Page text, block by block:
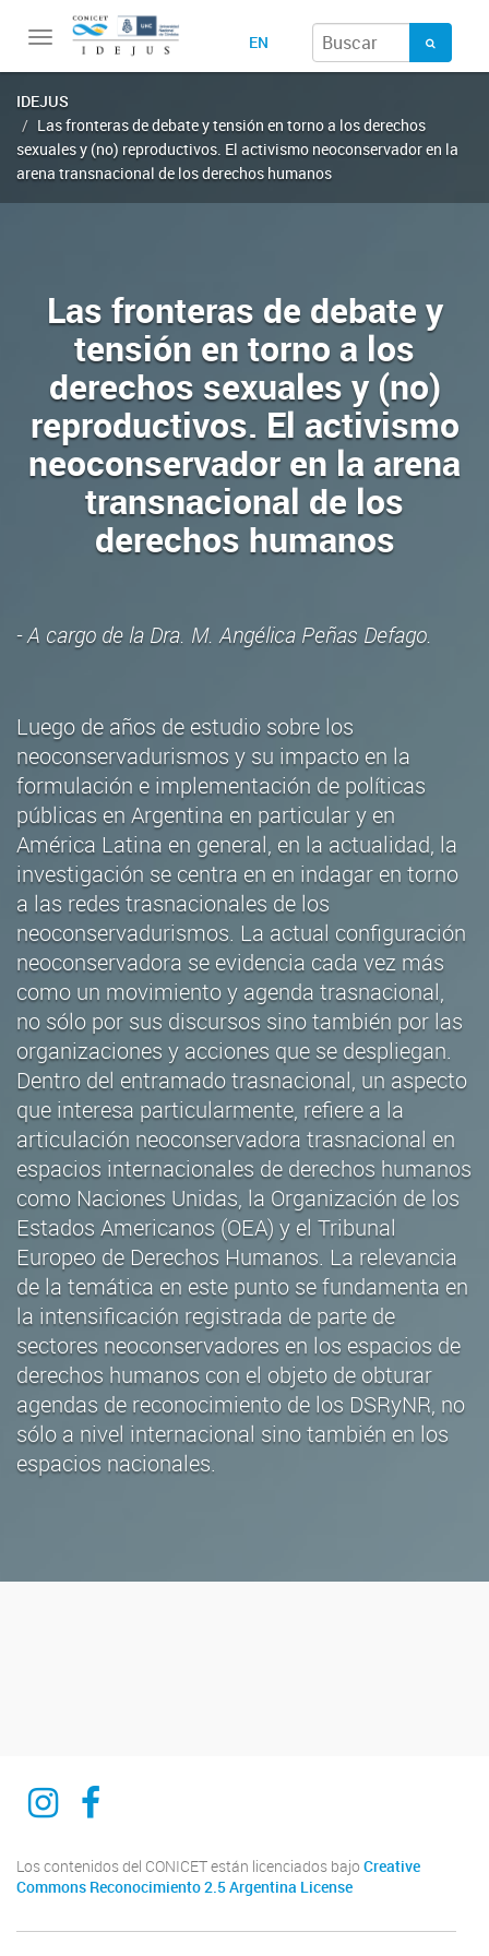
Toggle
EN
IDEJUS
Las fronteras de debate y tensión en torno a los derechos
sexuales y (no) reproductivos. El activismo neoconservador en la
arena transnacional de los derechos humanos
Las fronteras de debate y
tensión en torno a los
derechos sexuales y (no)
reproductivos. El activismo
neoconservador en la arena
transnacional de los
derechos humanos
- A cargo de la Dra. M. Angélica Peñas Defago.
Luego de años de estudio sobre los
neoconservadurismos y su impacto en la
formulación e implementación de políticas
públicas en Argentina en particular y en
América Latina en general, en la actualidad, la
investigación se centra en en indagar en torno
a las redes trasnacionales de los
neoconservadurismos. La actual configuración
neoconservadora se evidencia cada vez más
como un movimiento y agenda trasnacional,
no sólo por sus discursos sino también por las
organizaciones y acciones que se despliegan.
Dentro del entramado trasnacional, un aspecto
que interesa particularmente, refiere a la
articulación neoconservadora trasnacional en
espacios internacionales de derechos humanos
como Naciones Unidas, la Organización de los
Estados Americanos (OEA) y el Tribunal
Europeo de Derechos Humanos. La relevancia
de la temática en este punto se fundamenta en
la intensificación registrada de parte de
sectores neoconservadores en los espacios de
derechos humanos con el objeto de obturar
agendas de reconocimiento de los DSRyNR, no
sólo a nivel internacional sino también en los
espacios nacionales.
Ciencia del derecho y del revesCiencia del derecho y del reves
Los contenidos del CONICET están licenciados bajo Creative
Commons Reconocimiento 2.5 Argentina License